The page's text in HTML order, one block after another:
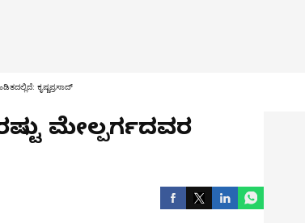
ಕೃಷ್ಣಪ್ರಸಾದ್‌
ಮೇಲ್ಪರ್ಗದವರ